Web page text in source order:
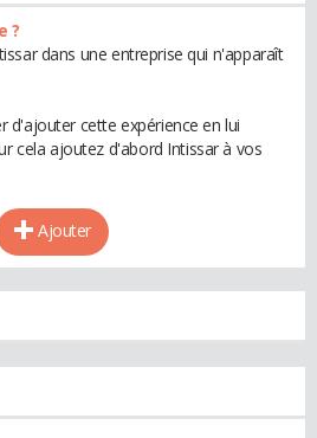
?
dans une entreprise qui n'apparaît
d'ajouter cette expérience en lui
cela ajoutez d'abord Intissar à vos
Ajouter